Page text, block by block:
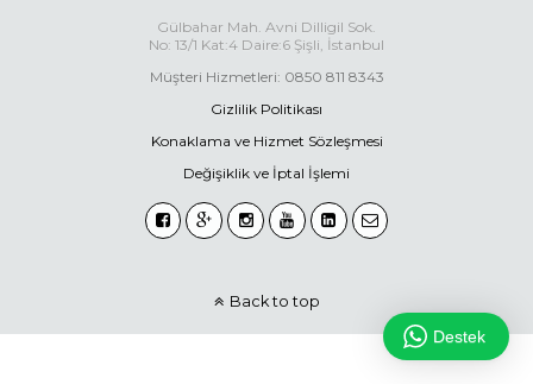
Gülbahar Mah. Avni Dilligil Sok.
No: 13/1 Kat:4 Daire:6 Şişli, İstanbul
Müşteri Hizmetleri: 0850 811 8343
Gizlilik Politikası
Konaklama ve Hizmet Sözleşmesi
Değişiklik ve İptal İşlemi
Back to top
Destek